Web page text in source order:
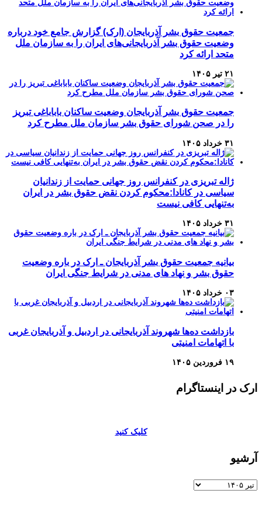
جمعیت حقوق بشر آذربایجان (ارک) گزارش جامع خود درباره
وضعیت حقوق بشر آذربایجانی‌های ایران را به سازمان ملل
متحد ارائه کرد
۲۱ تیر ۱۴۰۵
جمعیت حقوق بشر آذربایجان وضعیت ساکنان باباباغی تبریز
را در صحن شورای حقوق بشر سازمان ملل مطرح کرد
۳۱ خرداد ۱۴۰۵
ژاله تبریزی در کنفرانس روز جهانی حمایت از زندانیان
سیاسی در کانادا:محکوم کردن نقض حقوق بشر در ایران
به‌تنهایی کافی نیست
۳۱ خرداد ۱۴۰۵
بیانیه جمعیت حقوق بشر آذربایجان ـ ارک در باره وضعیت
حقوق بشر و نهاد های مدنی در شرایط جنگی ایران
۰۳ خرداد ۱۴۰۵
بازداشت ده‌ها شهروند آذربایجانی در اردبیل و آذربایجان غربی
با اتهامات امنیتی
۱۹ فروردین ۱۴۰۵
ارک در اینستاگرام
کلیک کنید
آرشیو
آرشیو